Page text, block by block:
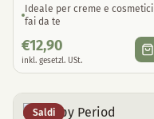
Ideale per creme e cosmetici
fai da te
€12,90
inkl. gesetzl. USt.
Saldi